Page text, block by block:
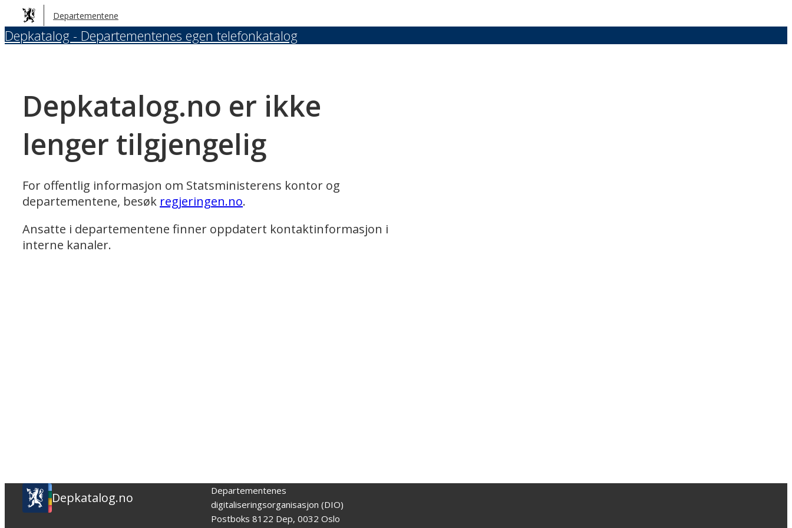
Hopp
til
hovedinnhold
Departementene
Depkatalog - Departementenes egen telefonkatalog
Depkatalog.no er ikke
lenger tilgjengelig
For offentlig informasjon om Statsministerens kontor og
departementene, besøk regjeringen.no.
Ansatte i departementene finner oppdatert kontaktinformasjon i
interne kanaler.
Depkatalog.no
Departementenes
digitaliseringsorganisasjon (DIO)
Postboks 8122 Dep, 0032 Oslo